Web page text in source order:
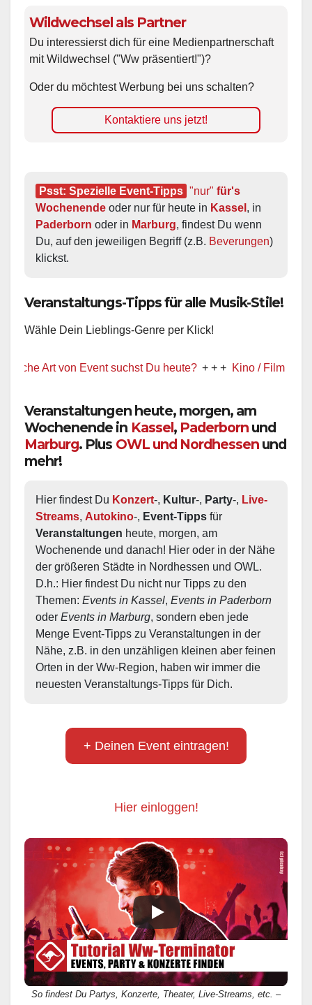
Wildwechsel als Partner
Du interessierst dich für eine Medienpartnerschaft
mit Wildwechsel ("Ww präsentiert!")?
Oder du möchtest Werbung bei uns schalten?
Kontaktiere uns jetzt!
Psst: Spezielle Event-Tipps "nur" für's
Wochenende oder nur für heute in Kassel
Paderborn oder in Marburg, findest Du wenn
Du, auf den jeweiligen Begriff (z.B. Beverungen)
klickst.
Veranstaltungs-Tipps für alle Musik-Stile!
Wähle Dein Lieblings-Genre per Klick!
von Event suchst Du heute? + + + Kino / Film + + + Ww
Veranstaltungen heute, morgen, am
Wochenende in Kassel, Paderborn und
Marburg. Plus OWL und Nordhessen und
mehr!
Hier findest Du Konzert-, Kultur-, Party-, Live-
Streams, Autokino-, Event-Tipps
Veranstaltungen heute, morgen, am
Wochenende und danach! Hier oder in der Nähe
der größeren Städte in Nordhessen und OWL.
D.h.: Hier findest Du nicht nur Tipps zu den
Themen: Events in Kassel, Events in Paderborn
oder Events in Marburg, sondern eben jede
Menge Event-Tipps zu Veranstaltungen in der
Nähe, z.B. in den unzähligen kleinen aber feinen
Orten in der Ww-Region, haben wir immer die
neuesten Veranstaltungs-Tipps für Dich.
+ Deinen Event eintragen!
Hier einloggen!
So findest Du Partys, Konzerte, Theater, Live-Streams, etc. –